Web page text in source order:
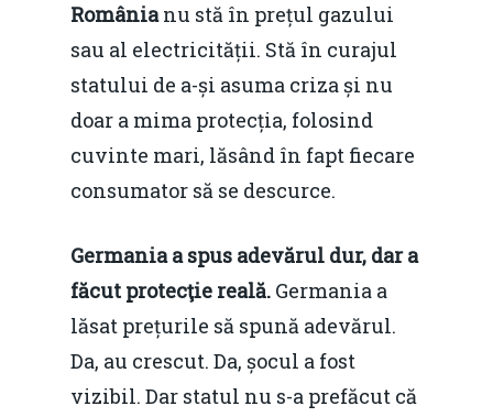
Românianu stă în prețul gazului
sau al electricității. Stă în curajul
statului de a-și asuma criza și nu
doar a mima protecția, folosind
cuvinte mari, lăsând în fapt fiecare
consumator să se descurce.
Germania a spus adevărul dur, dar a
făcut protecţie reală. Germania a
lăsat prețurile să spună adevărul.
Da, au crescut. Da, șocul a fost
vizibil. Dar statul nu s-a prefăcut că